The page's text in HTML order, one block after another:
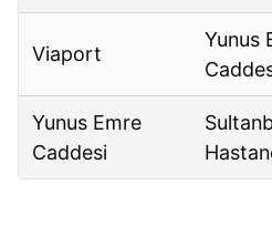
Viaport
Yunus
Yunus Emre
Caddesi